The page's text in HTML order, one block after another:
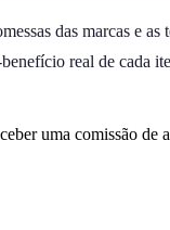
das marcas e as
real de cada
uma comissão de